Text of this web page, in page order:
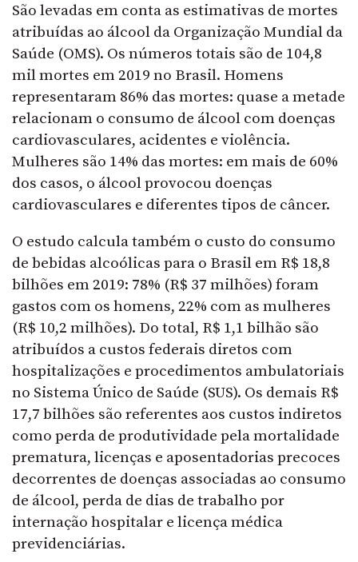
São levadas em conta as estimativas de mortes
atribuídas ao álcool da Organização Mundial da
Saúde (OMS). Os números totais são de 104,8
mil mortes em 2019 no Brasil. Homens
representaram 86% das mortes: quase a metade
relacionam o consumo de álcool com doenças
cardiovasculares, acidentes e violência.
Mulheres são 14% das mortes: em mais de 60%
dos casos, o álcool provocou doenças
cardiovasculares e diferentes tipos de câncer.
O estudo calcula também o custo do consumo
de bebidas alcoólicas para o Brasil em R$ 18,8
bilhões em 2019: 78% (R$ 37 milhões) foram
gastos com os homens, 22% com as mulheres
(R$ 10,2 milhões). Do total, R$ 1,1 bilhão são
atribuídos a custos federais diretos com
hospitalizações e procedimentos ambulatoriais
no Sistema Único de Saúde (SUS). Os demais R$
17,7 bilhões são referentes aos custos indiretos
como perda de produtividade pela mortalidade
prematura, licenças e aposentadorias precoces
decorrentes de doenças associadas ao consumo
de álcool, perda de dias de trabalho por
internação hospitalar e licença médica
previdenciárias.